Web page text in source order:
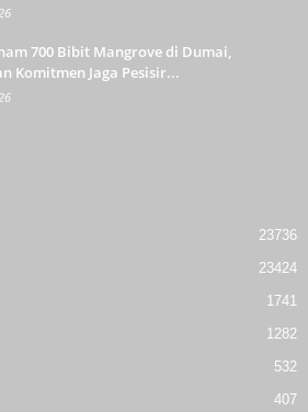
700 Bibit Mangrove di Dumai,
Komitmen Jaga Pesisir...
23736
23424
1741
1282
532
407